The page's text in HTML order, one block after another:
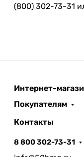
(800) 302-73-31
Интернет-
Покупателям
Контакты
8 800 302-73-31